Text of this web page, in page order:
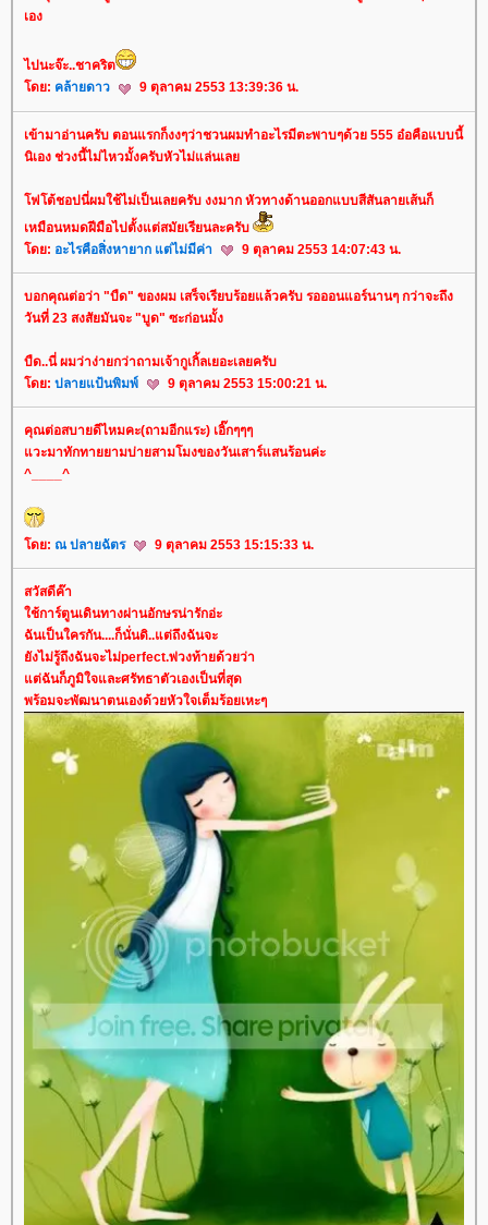
เอง
ไปนะจ๊ะ..ชาคริต
ดย: คล้ายดาว 9 ตุลาคม 2553 13:39:36 น.
เข้ามาอ่านครับ ตอนแรกก็งงๆว่าชวนผมทำอะไรมีตะพาบๆด้วย 555 อ๋อคือแบบนี้
นิเอง ช่วงนี้ไม่ไหวมั้งครับหัวไม่แล่นเล
ฟโต้ชอปนี่ผมใช้ไม่เป็นเลยครับ งงมาก หัวทางด้านออกแบบสีสันลายเส้นก็
เหมือนหมดฝีมือไปตั้งแต่สมัยเรียนละครับ
ดย: อะไรคือสิ่งหายาก แต่ไม่มีค่า 9 ตุลาคม 2553 14:07:43 น.
บอกคุณต่อว่า "บืด" ของผม เสร็จเรียบร้อยแล้วครับ รอออนแอร์นานๆ กว่าจะถึง
วันที่ 23 สงสัยมันจะ "บูด" ซะก่อนมั้ง
บืด..นี่ ผมว่าง่ายกว่าถามเจ้ากูเกิ้ลเยอะเลยครับ
ดย: ปลายแป้นพิมพ์ 9 ตุลาคม 2553 15:00:21 น.
คุณต่อสบายดีไหมคะ(ถามอีกแระ) เอิ๊กๆๆๆ
วะมาทักทายยามบ่ายสามโมงของวันเสาร์แสนร้อนค่ะ
^____^
ดย: ณ ปลายฉัตร 9 ตุลาคม 2553 15:15:33 น.
สวัสดีค๊า
ช้การ์ตูนเดินทางผ่านอักษรน่ารักอ่ะ
ฉันเป็นใครกัน....ก็นั่นดิ..แต่ถึงฉันจะ
ังไม่รู้ถึงฉันจะไม่perfect.พ่วงท้ายด้วยว่า
ต่ฉันก็ภูมิใจและศรัทธาตัวเองเป็นที่สุด
พร้อมจะพัฒนาตนเองด้วยหัวใจเต็มร้อยเหะๆ